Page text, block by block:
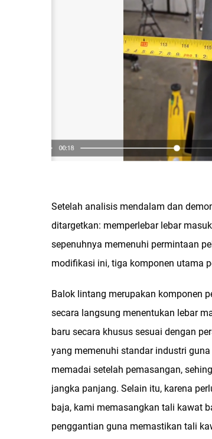
Setelah analisis mendalam dan
ditargetkan: memperlebar lebar
sepenuhnya memenuhi permintaan
modifikasi ini, tiga komponen utama
Balok lintang merupakan komponen
secara langsung menentukan lebar
baru secara khusus sesuai dengan
yang memenuhi standar industri
memadai setelah pemasangan,
jangka panjang. Selain itu, karena
baja, kami memasangkan tali kawat
penggantian guna memastikan tali